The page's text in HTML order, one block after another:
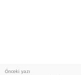
Önceki yazı